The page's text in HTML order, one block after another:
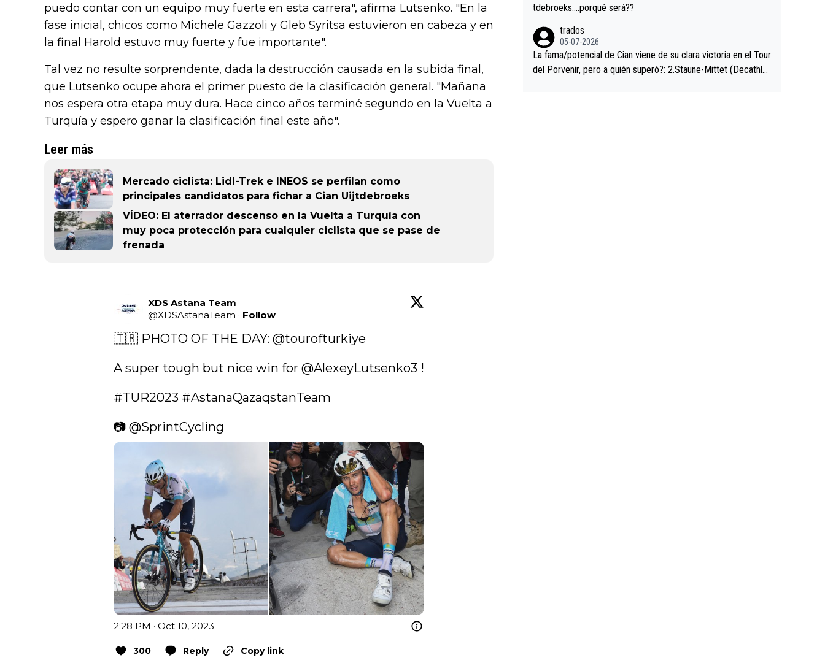
puedo contar con un equipo muy fuerte en esta carrera", afirma Lutsenko. "En la
fase inicial, chicos como Michele Gazzoli y Gleb Syritsa estuvieron en cabeza y en
la final Harold estuvo muy fuerte y fue importante".
Tal vez no resulte sorprendente, dada la destrucción causada en la subida final,
que Lutsenko ocupe ahora el primer puesto de la clasificación general. "Mañana
nos espera otra etapa muy dura. Hace cinco años terminé segundo en la Vuelta a
Turquía y espero ganar la clasificación final este año".
Leer más
Mercado ciclista: Lidl-Trek e INEOS se perfilan como
principales candidatos para fichar a Cian Uijtdebroeks
VÍDEO: El aterrador descenso en la Vuelta a Turquía con
muy poca protección para cualquier ciclista que se pase de
frenada
XDS Astana Team
@XDSAstanaTeam · Follow
🇹🇷 PHOTO OF THE DAY: @tourofturkiye
A super tough but nice win for @AlexeyLutsenko3 !
#TUR2023 #AstanaQazaqstanTeam
📷 @SprintCycling
2:28 PM · Oct 10, 2023
300 Reply
Copy link
tdebroeks….porqué será??
trados
05-07-2026
La fama/potencial de Cian viene de su clara victoria en el Tour
del Porvenir, pero a quién superó?: 2.Staune-Mittet (Decathlo